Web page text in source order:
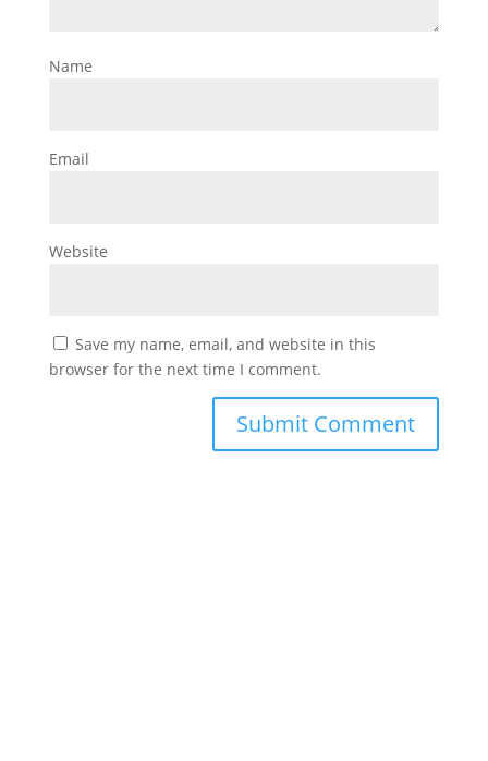
Name
Email
Website
Save my name, email, and website in this
browser for the next time I comment.